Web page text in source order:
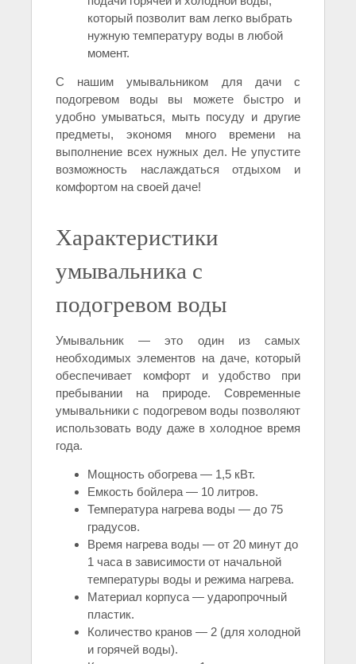
который позволит вам легко выбрать
нужную температуру воды в любой
момент.
С нашим умывальником для дачи с
подогревом воды вы можете быстро и
удобно умываться, мыть посуду и другие
предметы, экономя много времени на
выполнение всех нужных дел. Не упустите
возможность наслаждаться отдыхом и
комфортом на своей даче!
Характеристики
умывальника с
подогревом воды
Умывальник — это один из самых
необходимых элементов на даче, который
обеспечивает комфорт и удобство при
пребывании на природе. Современные
умывальники с подогревом воды позволяют
использовать воду даже в холодное время
года.
Мощность обогрева — 1,5 кВт.
Емкость бойлера — 10 литров.
Температура нагрева воды — до 75
градусов.
Время нагрева воды — от 20 минут до
1 часа в зависимости от начальной
температуры воды и режима нагрева.
Материал корпуса — ударопрочный
пластик.
Количество кранов — 2 (для холодной
и горячей воды).